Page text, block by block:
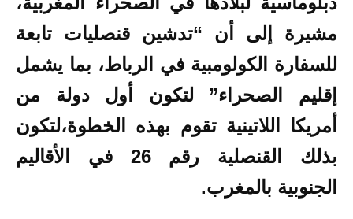
مشيرة إلى أن “تدشين قنصليات تابعة
للسفارة الكولومبية في الرباط، بما يشمل
إقليم الصحراء” لتكون أول دولة من
أمريكا اللاتينية تقوم بهذه الخطوة،لتكون
بذلك القنصلية رقم 26 في الأقاليم
الجنوبية بالمغرب.